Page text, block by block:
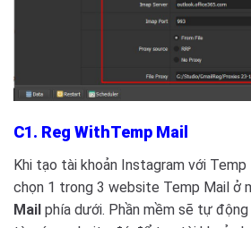
C1. Reg WithTemp Mail
Khi tạo tài khoản Instagram với
chọn 1 trong 3 website Temp Mail ở
Mail phía dưới. Phần mềm sẽ tự động